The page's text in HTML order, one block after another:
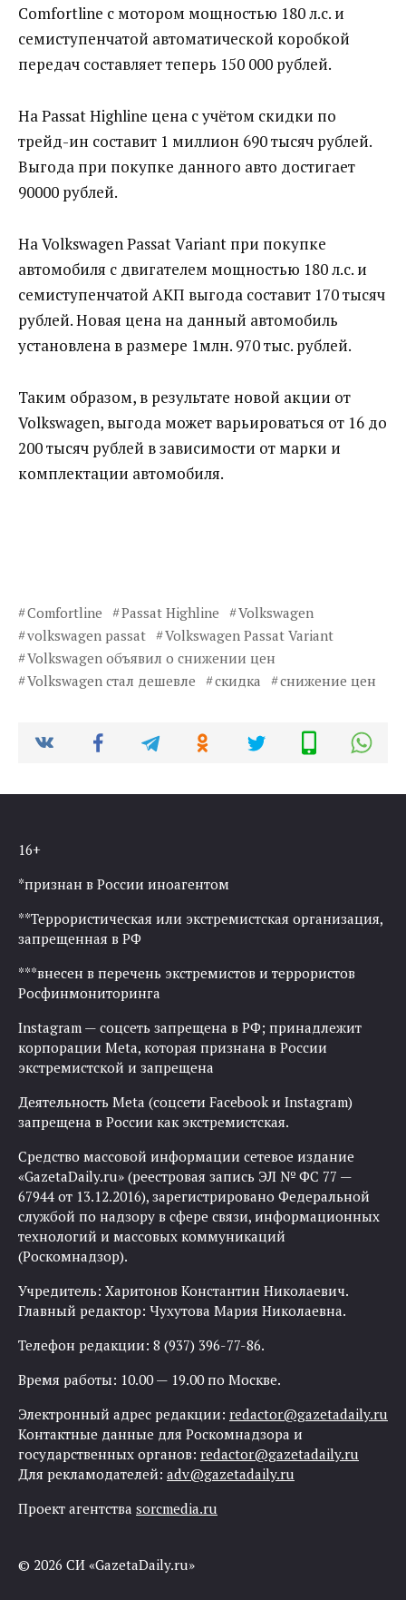
Comfortline с мотором мощностью 180 л.с. и
семиступенчатой автоматической коробкой
передач составляет теперь 150 000 рублей.
На Passat Highline цена с учётом скидки по
трейд-ин составит 1 миллион 690 тысяч рублей.
Выгода при покупке данного авто достигает
90000 рублей.
На Volkswagen Passat Variant при покупке
автомобиля с двигателем мощностью 180 л.с. и
семиступенчатой АКП выгода составит 170 тысяч
рублей. Новая цена на данный автомобиль
установлена в размере 1млн. 970 тыс. рублей.
Таким образом, в результате новой акции от
Volkswagen, выгода может варьироваться от 16 до
200 тысяч рублей в зависимости от марки и
комплектации автомобиля.
Comfortline Passat Highline
Volkswagen
volkswagen passat
Volkswagen Passat Variant
Volkswagen объявил о снижении цен
Volkswagen стал дешевле
скидка снижение цен
16+
*признан в России иноагентом
**Террористическая или экстремистская организация,
запрещенная в РФ
***внесен в перечень экстремистов и террористов
Росфинмониторинга
Instagram — соцсеть запрещена в РФ; принадлежит
корпорации Meta, которая признана в России
экстремистской и запрещена
Деятельность Meta (соцсети Facebook и Instagram)
запрещена в России как экстремистская.
Средство массовой информации сетевое издание
«GazetaDaily.ru» (реестровая запись ЭЛ № ФС 77 —
67944 от 13.12.2016), зарегистрировано Федеральной
службой по надзору в сфере связи, информационных
технологий и массовых коммуникаций
(Роскомнадзор).
Учредитель: Харитонов Константин Николаевич.
Главный редактор: Чухутова Мария Николаевна.
Телефон редакции: 8 (937) 396-77-86.
Время работы: 10.00 — 19.00 по Москве.
Электронный адрес редакции: redactor@gazetadaily.ru
Контактные данные для Роскомнадзора и
государственных органов: redactor@gazetadaily.ru
Для рекламодателей: adv@gazetadaily.ru
Проект агентства sorcmedia.ru
© 2026 СИ «GazetaDaily.ru»